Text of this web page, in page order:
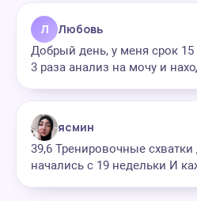
Л Любовь
Добрый день, у меня срок
3 раза анализ на мочу и
ясмин
39,6 Тренировочные
начались с 19 недельки И